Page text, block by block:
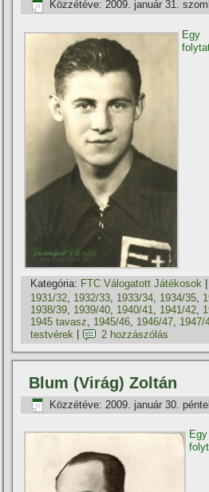
Közzétéve: 2009. január 31.
Kategória: FTC Válogatott Játékosok
1931/32, 1932/33, 1933/34, 1934/35,
1938/39, 1939/40, 1940/41, 1941/42,
1945 tavasz, 1945/46, 1946/47, 1947/
testvérek
2 hozzászólás
Blum (Virág) Zoltán
Közzétéve: 2009. január 30.